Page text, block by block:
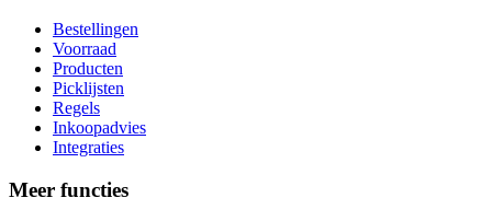
Bestellingen
Voorraad
Producten
Picklijsten
Regels
Inkoopadvies
Integraties
Meer functies